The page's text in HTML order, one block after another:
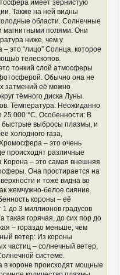
имеет зернистую
Также на ней видны
области. Солнечные
магнитными полями. Они
ниже, чем у
это “лицо” Солнца, которое
телескопов.
тонкий слой атмосферы
Обычно она не
затмений её можно
тёмного диска Луны.
Температура: Неожиданно
25 000 °C. Особенности: В
выбросы плазмы, и
холодного газа,
– это очень
происходят различные
– это самая внешняя
Она простирается на
и тоже видна во
жемчужно-белое сияние.
короны – её
до 3 миллионов градусов
такая горячая, до сих пор до
– гораздо меньше, чем
ветер: Из короны
частиц – солнечный ветер,
системе.
в короне происходят мощные